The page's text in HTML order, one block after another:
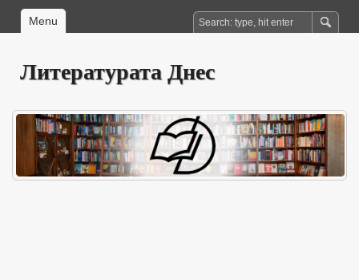
Menu
Литературата Днес